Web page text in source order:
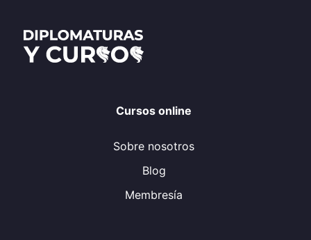
Cursos online
Sobre nosotros
Blog
Membresía